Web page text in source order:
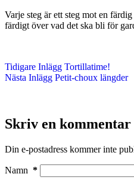
Varje steg är ett steg mot en
färdigt över vad det ska bli för
Tidigare Inlägg Tortillatime!
Nästa Inlägg Petit-choux längder
Skriv en kommentar
Din e-postadress kommer inte
Namn *